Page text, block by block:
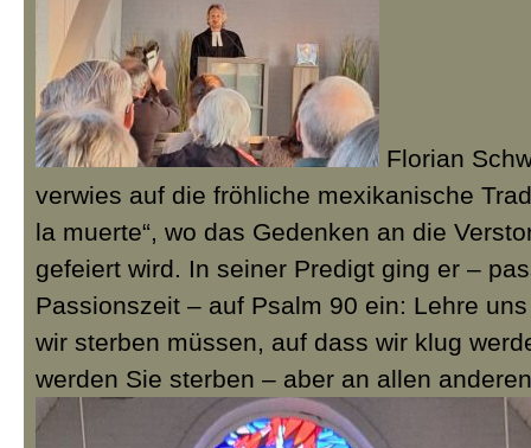
Florian
verwies auf die fröhliche mexikanische
la muerte“, wo das Gedenken an die
gefeiert wird. In seiner Predigt ging er –
Passionszeit – auf Psalm 90 ein: Lehre
wir sterben müssen, auf dass wir klug
werden Sie sterben – aber an allen